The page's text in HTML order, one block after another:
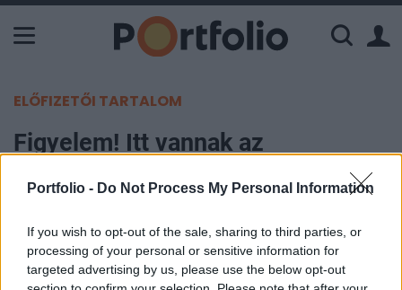
Portfolio - Do Not Process My Personal Information
If you wish to opt-out of the sale, sharing to third parties, or
processing of your personal or sensitive information for
targeted advertising by us, please use the below opt-out
ELŐFIZETŐI TARTALOM
Figyelem! Itt vannak az
árrésstopos drogériás termékek
2025. május 07. 10:57
A kormány új árréscsökkentést készül bevezetni